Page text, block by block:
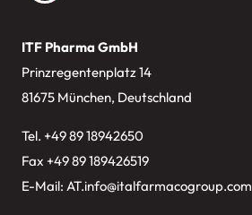
ITF Pharma GmbH
Prinzregentenplatz 14
81675 München, Deutschland
Tel. +4989 18942650
Fax +49 89 189426519
E-Mail: AT.info@italfarmacogroup.com